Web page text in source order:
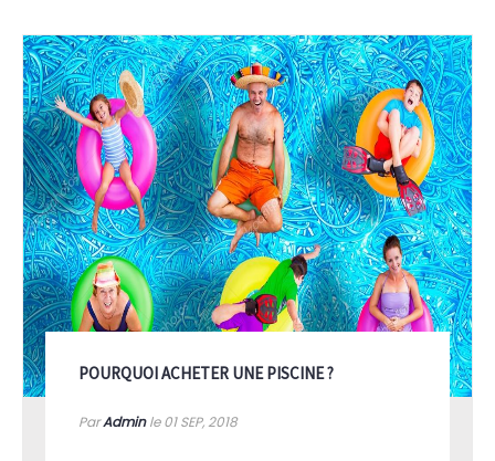
POURQUOI ACHETER UNE PISCINE ?
ParAdminle 01SEP, 2018